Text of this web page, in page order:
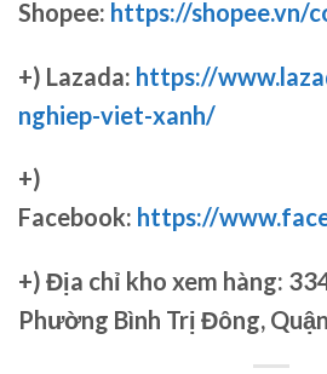
Shopee: https://shopee.vn/
+) Lazada: https://
nghiep-viet-xanh/
+)
Facebook: https://
+) Địa chỉ kho xem hàng:
Phường Bình Trị Đông,